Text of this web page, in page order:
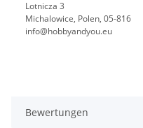
Lotnicza 3
Michalowice, Polen, 05-816
info@hobbyandyou.eu
Bewertungen